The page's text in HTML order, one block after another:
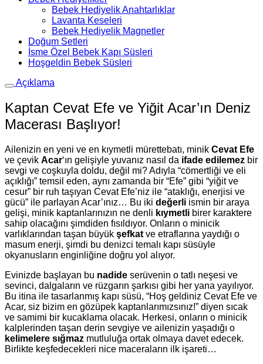
Bebek Hediyelik Anahtarlıklar
Lavanta Keseleri
Bebek Hediyelik Magnetler
Doğum Setleri
İsme Özel Bebek Kapı Süsleri
Hoşgeldin Bebek Süsleri
Açıklama
Kaptan Cevat Efe ve Yiğit Acar’ın Deniz
Macerası Başlıyor!
Ailenizin en yeni ve en kıymetli mürettebatı, minik Cevat Efe
ve çevik Acar‘ın gelişiyle yuvanız nasıl da ifade edilemez bir
sevgi ve coşkuyla doldu, değil mi? Adıyla “cömertliği ve eli
açıklığı” temsil eden, aynı zamanda bir “Efe” gibi “yiğit ve
cesur” bir ruh taşıyan Cevat Efe’niz ile “ataklığı, enerjisi ve
gücü” ile parlayan Acar’ınız… Bu iki değerli ismin bir araya
gelişi, minik kaptanlarınızın ne denli kıymetli birer karaktere
sahip olacağını şimdiden fısıldıyor. Onların o minicik
varlıklarından taşan büyük şefkat ve etraflarına yaydığı o
masum enerji, şimdi bu denizci temalı kapı süsüyle
okyanusların enginliğine doğru yol alıyor.
Evinizde başlayan bu nadide serüvenin o tatlı neşesi ve
sevinci, dalgaların ve rüzgarın şarkısı gibi her yana yayılıyor.
Bu itina ile tasarlanmış kapı süsü, “Hoş geldiniz Cevat Efe ve
Acar, siz bizim en gözüpek kaptanlarımızsınız!” diyen sıcak
ve samimi bir kucaklama olacak. Herkesi, onların o minicik
kalplerinden taşan derin sevgiye ve ailenizin yaşadığı o
kelimelere sığmaz mutluluğa ortak olmaya davet edecek.
Birlikte keşfedecekleri nice maceraların ilk işareti…